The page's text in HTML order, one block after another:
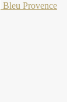
Bleu Provence